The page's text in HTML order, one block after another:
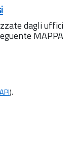
dagli uffici
MAPPA
).